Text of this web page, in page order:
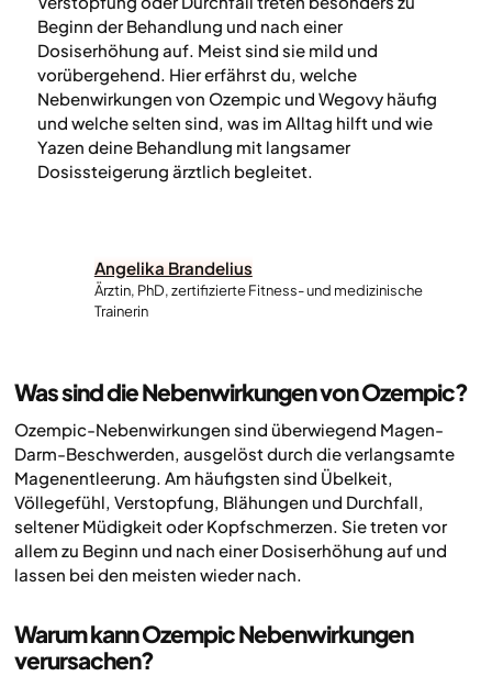
Beginn der Behandlung und nach einer
Dosiserhöhung auf. Meist sind sie mild und
vorübergehend. Hier erfährst du, welche
Nebenwirkungen von Ozempic und Wegovy häufig
und welche selten sind, was im Alltag hilft und wie
Yazen deine Behandlung mit langsamer
Dosissteigerung ärztlich begleitet.
Angelika Brandelius
Ärztin, PhD, zertifizierte Fitness- und medizinische
Trainerin
Was sind die Nebenwirkungen von Ozempic?
Ozempic-Nebenwirkungen sind überwiegend Magen-
Darm-Beschwerden, ausgelöst durch die verlangsamte
Magenentleerung. Am häufigsten sind Übelkeit,
Völlegefühl, Verstopfung, Blähungen und Durchfall,
seltener Müdigkeit oder Kopfschmerzen. Sie treten vor
allem zu Beginn und nach einer Dosiserhöhung auf und
lassen bei den meisten wieder nach.
Warum kann Ozempic Nebenwirkungen
verursachen?